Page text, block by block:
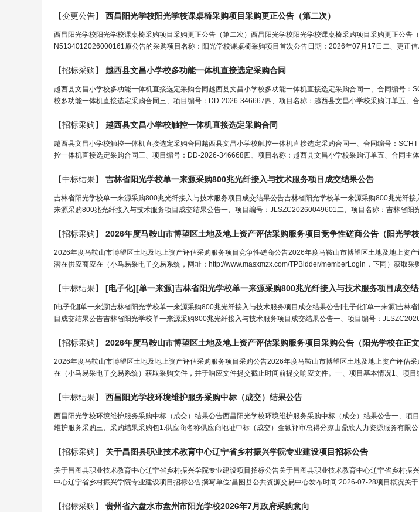
【变更公告】 西昌阳光学校阳光学校课桌椅采购项目采购更正公告（第二次）
西昌阳光学校阳光学校课桌椅采购项目采购更正公告（第二次）西昌阳光学校阳光学校课桌椅采购项目采购更正公告
N5134012026000161原公告的采购项目名称：阳光学校课桌椅采购项目首次公告日期：2026年07月17日二、更正
【招标采购】 越西县文昌小学校多功能一体机直接选定采购合同
越西县文昌小学校多功能一体机直接选定采购合同越西县文昌小学校多功能一体机直接选定采购合同一、合同编号：
校多功能一体机直接选定采购合同三、项目编号：DD-2026-346667四、项目名称：越西县文昌小学校采购订单五、
【招标采购】 越西县文昌小学校触控一体机直接选定采购合同
越西县文昌小学校触控一体机直接选定采购合同越西县文昌小学校触控一体机直接选定采购合同一、合同编号：
控一体机直接选定采购合同三、项目编号：DD-2026-346668四、项目名称：越西县文昌小学校采购订单五、合同主
【中标结果】 吉林省阳光学校单一来源采购800兆光纤接入与技术服务项目成交结果公告
吉林省阳光学校单一来源采购800兆光纤接入与技术服务项目成交结果公告吉林省阳光学校单一来源采购800兆光纤
来源采购800兆光纤接入与技术服务项目成交结果公告一、项目编号：JLSZC20260049601二、项目名称：吉林省阳
【招标采购】 2026年度马鞍山市博望区土地及地上资产评估采购服务项目竞争性磋商公告（阳光学校
2026年度马鞍山市博望区土地及地上资产评估采购服务项目竞争性磋商公告2026年度马鞍山市博望区土地及地上资
潜在供应商应在（小马易采电子交易系统，网址：http://www.masxmzx.com/TPBidder/memberLogin，下同）获取采
【中标结果】 [电子化][单一来源]吉林省阳光学校单一来源采购800兆光纤接入与技术服务项目成交
[电子化][单一来源]吉林省阳光学校单一来源采购800兆光纤接入与技术服务项目成交结果公告[电子化][单一来源]吉林
目成交结果公告吉林省阳光学校单一来源采购800兆光纤接入与技术服务项目成交结果公告一、项目编号：
【招标采购】 2026年度马鞍山市博望区土地及地上资产评估采购服务项目采购公告（阳光学校在正文
2026年度马鞍山市博望区土地及地上资产评估采购服务项目采购公告2026年度马鞍山市博望区土地及地上资产评估
在（小马易采电子交易系统）获取采购文件，并于响应文件提交截止时间前提交响应文件。一、项目基本情况1、项目
【中标结果】 西昌阳光学校环境维护服务采购中标（成交）结果公告
西昌阳光学校环境维护服务采购中标（成交）结果公告西昌阳光学校环境维护服务采购中标（成交）结果公告一、
维护服务采购三、采购结果采购包1:供应商名称供应商地址中标（成交）金额评审总得分凉山鼎欣人力资源服务有限
【招标采购】 关于昌图县职业技术教育中心辽宁省乡村振兴学院专业建设项目招标公告
关于昌图县职业技术教育中心辽宁省乡村振兴学院专业建设项目招标公告关于昌图县职业技术教育中心辽宁省乡村振
中心辽宁省乡村振兴学院专业建设项目招标公告撰写单位:昌图县公共资源交易中心发布时间:2026-07-28项目概况关
【招标采购】 贵州省六盘水市盘州市阳光学校2026年7月政府采购意向